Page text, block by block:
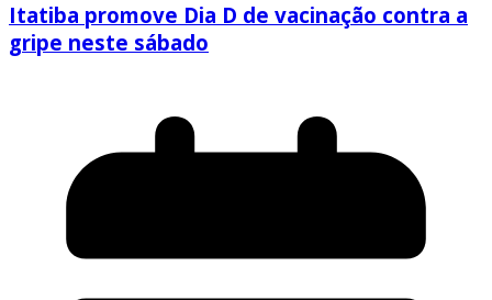
Itatiba promove Dia D de vacinação contra a
gripe neste sábado